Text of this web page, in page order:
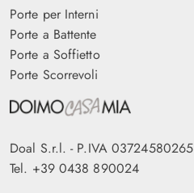
Porte per Interni
Porte a Battente
Porte a Soffietto
Porte Scorrevoli
Doal S.r.l. - P.IVA 03724580265
Tel. +39 0438 890024